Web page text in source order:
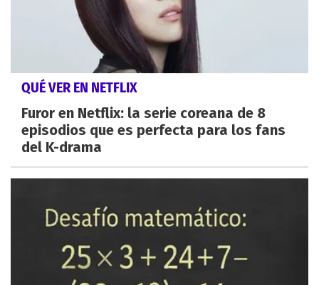
QUÉ VER EN NETFLIX
Furor en Netflix: la serie coreana de 8
episodios que es perfecta para los fans
del K-drama